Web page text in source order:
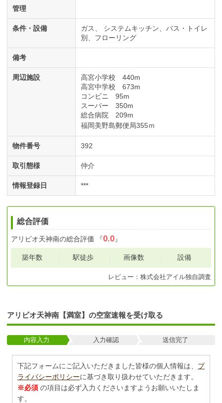
管理
条件・設備 ガス システムキッチン
バス・トイレ
別
フローリング
備考
周辺施設
高宮小学校 440m
高宮中学校 673m
コンビニ 95m
スーパー 350m
総合病院 209m
福岡美野島郵便局355ｍ
物件番号 392
取引態様 仲介
情報登録日 ***
総合評価
アリビオ天神南の総合評価 『0.0』
築年数 駅徒歩 画像数 設備
レビュー： 株式会社アイル独自調査
アリビオ天神南【満室】の空室速報を受け取る
内容入力 入力確認 送信完了
下記フォームにご記入いただきました皆様の個人情報は、 プ
ライバシーポリシーに基づき取り扱わせていただきます。
※必須 の項目は必ず入力くださいますようお願いいたしま
す。